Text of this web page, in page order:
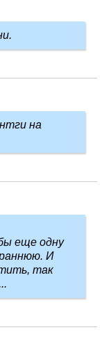
на
еще одну
И
так